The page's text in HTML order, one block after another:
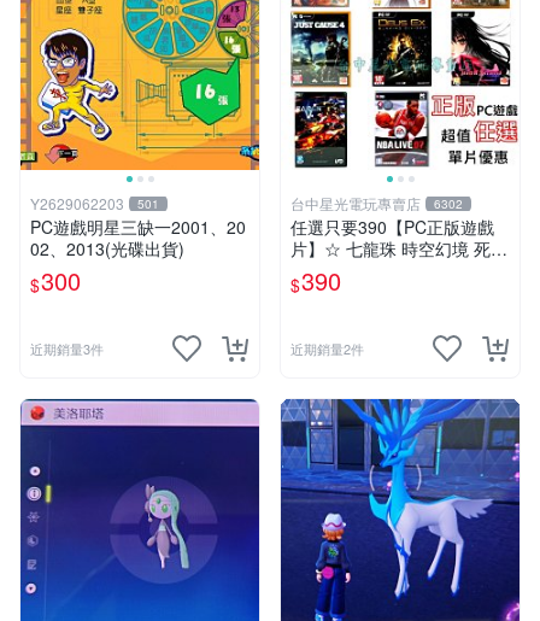
Y2629062203 501
PC遊戲明星三缺一2001、20
02、2013(光碟出貨)
$300
近期銷量3件
台中星光電玩專賣店 6302
任選只要390【PC正版遊戲
片】☆ 七龍珠 時空幻境 死亡
之島 正當防衛 雷電 籃球 ☆
全新品【特價優惠】台中星光
$390
近期銷量2件